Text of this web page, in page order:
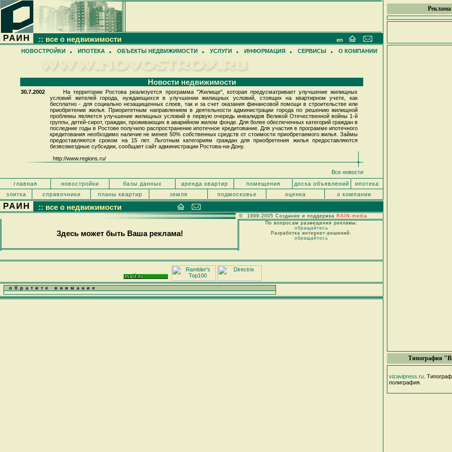
Реклама
Типография
vizavipress.ru .
полиграфия.
РАИН :: все о недвижимости
en
НОВОСТРОЙКИ
ИПОТЕКА ОБЪЕКТЫ НЕДВИЖИМОСТИ УСЛУГИ ИНФОРМАЦИЯ СЕРВИСЫ О КОМПАНИИ
Новости недвижимости
30.7.2002
На территории Ростова реализуется программа "Жилище", которая предусматривает улучшение жилищных
условий жителей города, нуждающихся в улучшении жилищных условий, стоящих на квартирном учете, как
бесплатно - для социально незащищенных слоев, так и за счет оказания финансовой помощи в строительстве или
приобретении жилья. Приоритетным направлением в деятельности администрации города по решению жилищной
проблемы является улучшение жилищных условий в первую очередь инвалидов Великой Отечественной войны 1-й
группы, детей-сирот, граждан, проживающих в аварийном жилом фонде. Для более обеспеченных категорий граждан в
последние годы в Ростове получило распространение ипотечное кредитование. Для участия в программе ипотечного
кредитования необходимо наличие не менее 50% собственных средств от стоимости приобретаемого жилья. Займы
предоставляются сроком на 15 лет. Льготным категориям граждан для приобретения жилья предоставляются
безвозмездные субсидии, сообщает сайт администрации Ростова-на-Дону.
http://www.regions.ru/
Все новости
главная
новостройки базы данных аренда квартир помещения доска объявлений
ипотека
элитка
справочники планы квартир земля подмосковье оценка о компании
РАИН :: все о недвижимости
© 1999-2005 Создание и поддержка RAIN-media
Здесь может быть Ваша реклама!
По вопросам размещения рекламы:
обращайтесь
Разработка интернет-решений:
обращайтесь
обратите внимание